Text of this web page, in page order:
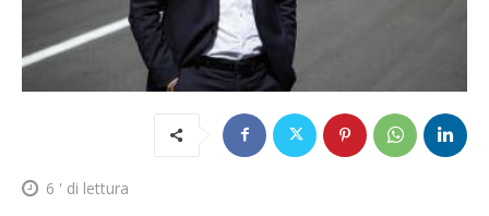
6 ' di lettura